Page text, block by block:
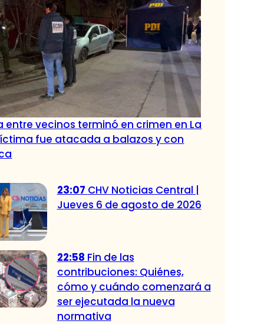
entre vecinos terminó en crimen en La
fue atacada a balazos y con
23:07 CHV Noticias Central |
Jueves 6 de agosto de 2026
22:58 Fin de las
contribuciones: Quiénes,
cómo y cuándo comenzará a
ser ejecutada la nueva
normativa